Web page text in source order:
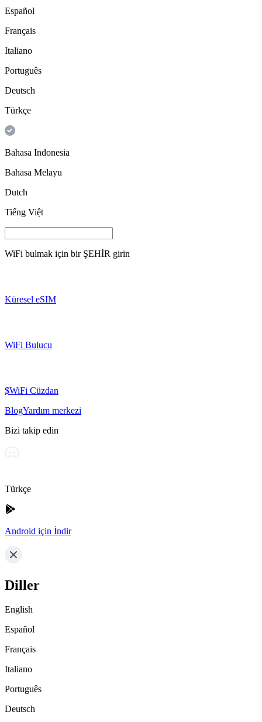
Español
Français
Italiano
Português
Deutsch
Türkçe
Bahasa Indonesia
Bahasa Melayu
Dutch
Tiếng Việt
WiFi bulmak için bir ŞEHİR girin
Küresel eSIM
WiFi Bulucu
$WiFi Cüzdan
BlogYardım merkezi
Bizi takip edin
Türkçe
Android için İndir
Diller
English
Español
Français
Italiano
Português
Deutsch